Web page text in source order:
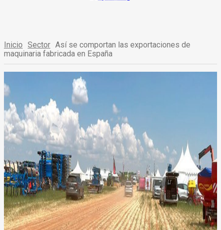
Inicio Sector Así se comportan las exportaciones de
maquinaria fabricada en España